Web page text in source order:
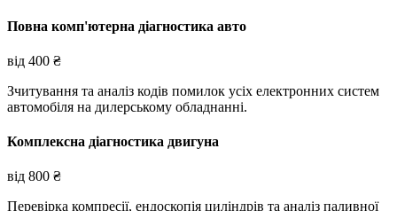
Повна комп'ютерна діагностика авто
від 400 ₴
Зчитування та аналіз кодів помилок усіх електронних систем
автомобіля на дилерському обладнанні.
Комплексна діагностика двигуна
від 800 ₴
Перевірка компресії, ендоскопія циліндрів та аналіз паливної